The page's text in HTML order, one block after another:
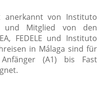
anerkannt von Instituto
und Mitglied von den
FEDELE und Instituto
in Málaga sind für
(A1) bis Fast